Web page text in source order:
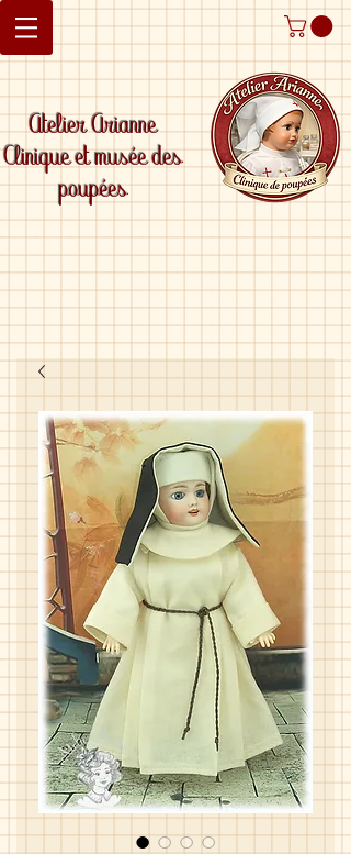
Atelier Arianne
Clinique et musée des
poupées